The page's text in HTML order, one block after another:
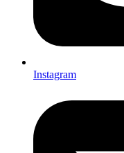
Instagram